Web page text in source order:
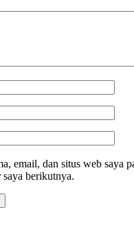
email, dan situs web saya
berikutnya.